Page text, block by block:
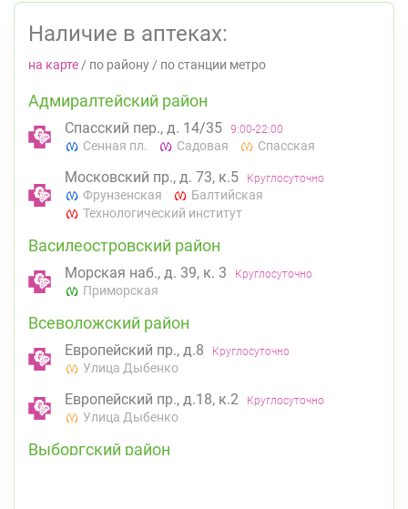
Наличие в аптеках:
на карте / по району / по станции метро
Адмиралтейский район
Спасский пер., д. 14/35 9:00-22:00
Сенная пл. Садовая Спасская
Московский пр., д. 73, к.5 Круглосуточно
Фрунзенская
Балтийская
Технологический институт
Василеостровский район
Морская наб., д. 39, к. 3 Круглосуточно
Приморская
Всеволожский район
Европейский пр., д.8 Круглосуточно
Улица Дыбенко
Европейский пр., д.18, к.2 Круглосуточно
Улица Дыбенко
Выборгский район